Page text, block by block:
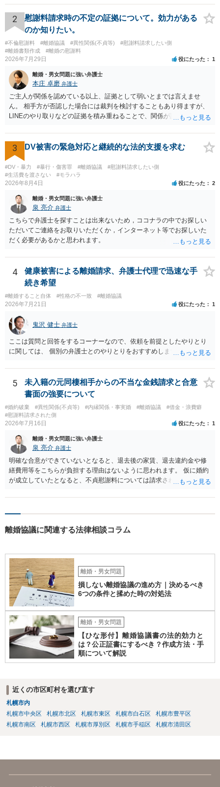
性的関係を継続しているのであれば、その期間や回数が分かる資料は
できるだけ保存しておくことをお勧めいたします。 他方、「夫に不貞
がある＝財産分与でも多くもらえる」「当然に親権を取得できる」と
いう関係にはありません。まず、財産分与は、基本的には夫婦が婚姻
中に形成した財産を清算する制度ですので、不貞行為の有無とは別
に、預貯金、不動産、保険、退職金等の資料を確保しておくことが重
「どのような形がお子様の利益になるか」という観点です。そのた
め、未就学のお子様について貴方が主として養育しているのであれ
ば、保育園等への送迎、食事・入浴・寝かしつけ等の日常的な育児、
通院や予防接種への対応、保育園との連絡、夫婦それぞれの勤務状
況、別居後にどのような養育環境を用意できるかといった、これまで
養育費については、離婚後も父母双方がそれぞれの収入に応じて負担
するのが原則となります。
2
慰謝料請求時の不定の証拠について。効力がある
のか知りたい。
#不倫慰謝料 #離婚協議 #異性関係(不貞等)
#慰謝料請求したい側
#離婚書類作成
#離婚の慰謝料
2026年7月29日 役にたった 1
離婚・男女問題に強い弁護士
本庄 卓磨 弁護士
ご主人が関係を認めている以上、証拠として弱いとまでは言えませ
ん。 相手方が否認した場合には裁判を検討することもあり得ますが、
LINEのやり取りなどの証拠を積み重ねることで、関係が認定される余
個別の事情によりますので、お早めに弁護士に相談されることをおす
すめします。
3 DV被害の緊急対応と継続的な法的支援を求む
#DV・暴力 #暴行・傷害罪 #離婚協議
#慰謝料請求したい側
#生活費を渡さない
#モラハラ
2026年8月4日 役にたった 2
離婚・男女問題に強い弁護士
泉 亮介 弁護士
こちらで弁護士を探すことは出来ないため，ココナラの中でお探しい
ただいてご連絡をお取りいただくか，インターネット等でお探しいた
だく必要があるかと思われます。
4
健康被害による離婚請求、弁護士代理で迅速な手
続き希望
#離婚すること自体 #性格の不一致 #離婚協議
2026年7月21日 役にたった 1
鬼沢 健士 弁護士
ここは質問と回答をするコーナーなので、依頼を前提としたやりとり
に関しては、 個別の弁護士とのやりとりをおすすめします。
5
未入籍の元同棲相手からの不当な金銭請求と合意
書面の強要について
#婚約破棄 #異性関係(不貞等) #内縁関係・事実婚 #離婚協議
#借金・浪費癖
#慰謝料請求された側
2026年7月16日 役にたった 1
離婚・男女問題に強い弁護士
泉 亮介 弁護士
明確な合意ができていないとなると、退去後の家賃、退去違約金や修
繕費用等をこちらが負担する理由はないように思われます。 仮に婚約
が成立していたとなると、不貞慰謝料については請求される可能性が
れば早めに弁護士に相談し、弁護士から回答をさせると良いでしょ
離婚協議に関連する法律相談コラム
離婚・男女問題
損しない離婚協議の進め方｜決めるべき
6つの条件と揉めた時の対処法
離婚・男女問題
【ひな形付】離婚協議書の法的効力と
は？公正証書にするべき？作成方法・手
順について解説
近くの市区町村を選び直す
札幌市内
札幌市中央区
札幌市北区 札幌市東区 札幌市白石区
札幌市豊平区
札幌市南区
札幌市西区 札幌市厚別区 札幌市手稲区 札幌市清田区